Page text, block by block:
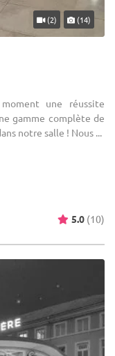
(2) (14)
une réussite
gamme complète de
notre salle ! Nous ...
5.0 (10)